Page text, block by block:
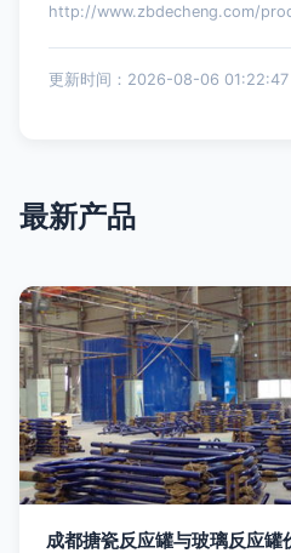
http://www.zbdecheng.com/
更新时间：2026-08-06 01:22:47
最新产品
成都搪瓷反应罐与玻璃反应罐